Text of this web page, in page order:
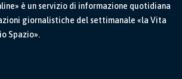
è un servizio di informazione quotidiana
giornalistiche del settimanale «la Vita
Spazio».